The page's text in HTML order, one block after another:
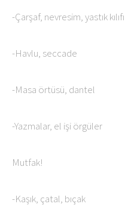
-Çarşaf, nevresim, yastık kılıfı
-Havlu, seccade
-Masa örtüsü, dantel
-Yazmalar, el işi örgüler
Mutfak!
-Kaşık, çatal, bıçak